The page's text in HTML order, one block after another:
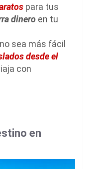
para tus
dinero en tu
sea más fácil
desde el
con
en